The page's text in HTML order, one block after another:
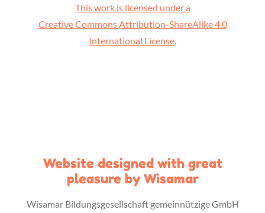
This work is licensed under a
Creative Commons Attribution-ShareAlike 4.0
International License.
Website designed with great
pleasure by Wisamar
Wisamar Bildungsgesellschaft gemeinnützige GmbH